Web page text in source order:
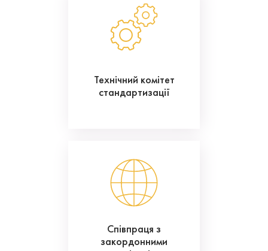
Технічний комітет
стандартизації
Співпраця з
закордонними